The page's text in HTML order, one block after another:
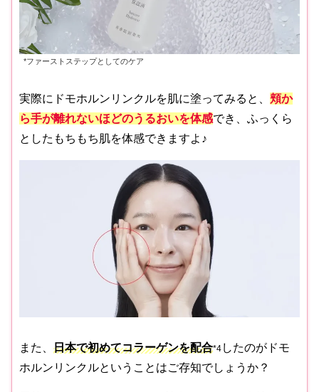
*ファーストステップとしてのケア
実際にドモホルンリンクルを肌に塗ってみると、 頬か
ら手が離れないほどのうるおいを体感でき、ふっくら
としたもちもち肌を体感できますよ♪
また、 日本で初めてコラーゲンを配合*4 したのがドモ
ホルンリンクルということはご存知でしょうか？